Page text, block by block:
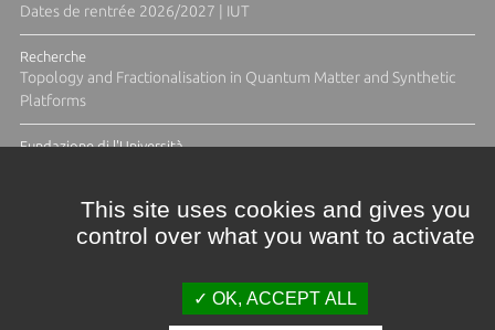
Dates de rentrée 2026/2027 | IUT
Recherche
Topology and Fractionalisation in Quantum Matter and Synthetic
Platforms
Fundazione di l'Università
This site uses cookies and gives you
control over what you want to activate
OK, ACCEPT ALL